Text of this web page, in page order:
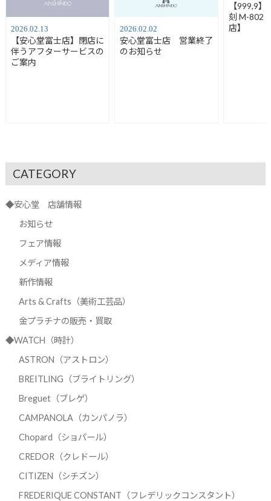
2026.02.13
【安心堂富士店】閉店に
伴うアフターサービスの
ご案内
2026.02.02
安心堂富士店 営業終了
のお知らせ
【999,9
刻 M-802
店】
CATEGORY
◆安心堂 店舗情報
お知らせ
フェア情報
メディア情報
新作情報
Arts & Crafts（美術工芸品）
金プラチナの販売・買取
◆WATCH（時計）
ASTRON（アストロン）
BREITLING（ブライトリング）
Breguet（ブレゲ）
CAMPANOLA（カンパノラ）
Chopard（ショパール）
CREDOR（クレドール）
CITIZEN（シチズン）
FREDERIQUE CONSTANT（フレデリックコンスタント）